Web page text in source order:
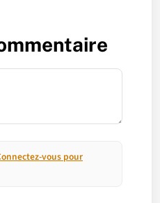
vous pour